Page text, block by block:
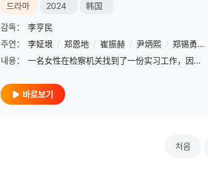
드라마 2024 韩国
감독：
李亨民
주연：
李姃垠 / 郑恩地 / 崔振赫 / 尹炳熙 / 郑锡勇 /
내용：
一名女性在检察机关找到了一份实习工作，因为她的年龄能神奇地在20多岁和50多岁之间来回转换，这使得她的生活被夹在两代人和一个强硬的老板中间。
바로보기
처음